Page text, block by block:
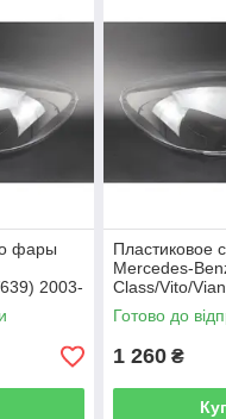
фары
2003-
Пластиковое
Mercedes-
Class/Vito/
2010 правое
Готово до
1 260 ₴